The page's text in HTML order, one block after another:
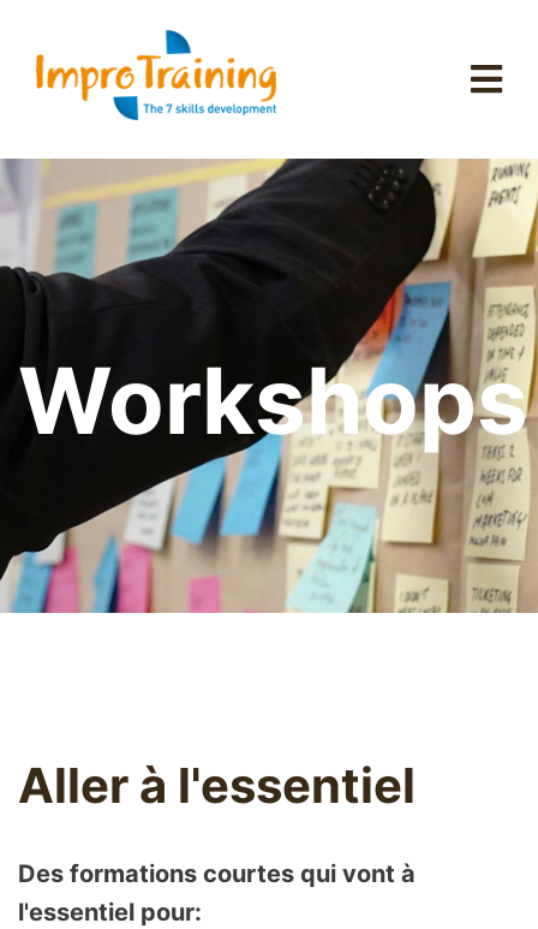
Workshops
Aller à l'essentiel
Des formations courtes qui vont à
l'essentiel pour: